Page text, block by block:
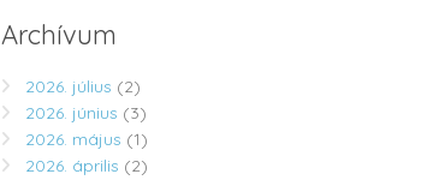
Archívum
2026. július (2)
2026. június (3)
2026. május (1)
2026. április (2)